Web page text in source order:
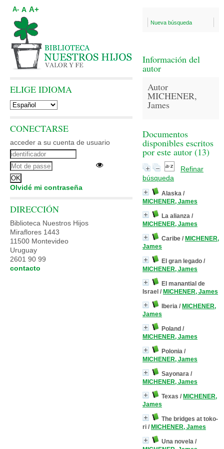
Nueva búsqueda
Información del
autor
Autor
MICHENER,
James
Documentos
disponibles escritos
por este autor (13)
Refinar
búsqueda
Alaska /
MICHENER, James
La alianza /
MICHENER, James
Caribe / MICHENER,
James
El gran legado /
MICHENER, James
El manantial de
Israel / MICHENER, James
Iberia / MICHENER,
James
Poland /
MICHENER, James
Polonia /
MICHENER, James
Sayonara /
MICHENER, James
Texas / MICHENER,
James
The bridges at toko-
ri / MICHENER, James
Una novela /
A- A A+
ELIGE IDIOMA
CONECTARSE
acceder a su cuenta de usuario
Olvidé mi contraseña
DIRECCIÓN
Biblioteca Nuestros Hijos
Miraflores 1443
11500 Montevideo
Uruguay
2601 90 99
contacto